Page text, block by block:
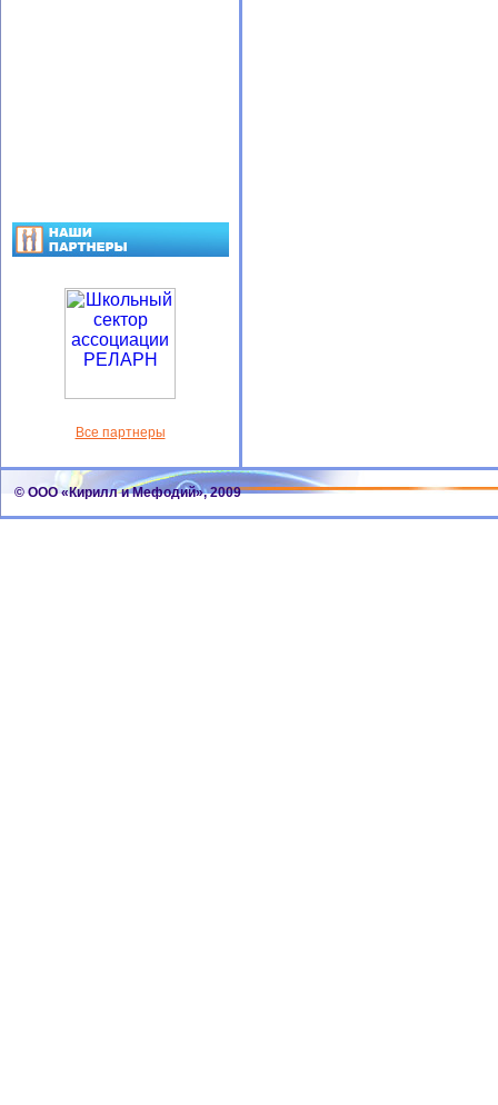
Все партнеры
© ООО «Кирилл и Мефодий», 2009